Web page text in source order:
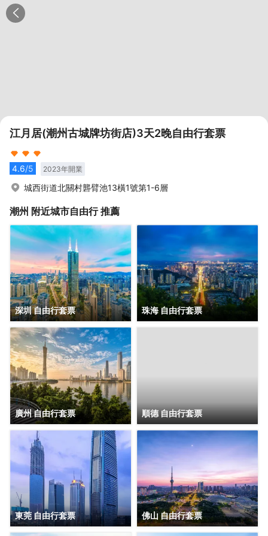
江月居(潮州古城牌坊街店)3天2晚自由行套票
4.6/5 2023年開業
城西街道北關村礱臂池13橫1號第1-6層
潮州 附近城市自由行 推薦
深圳 自由行套票 珠海 自由行套票
廣州 自由行套票 順德 自由行套票
東莞 自由行套票 佛山 自由行套票